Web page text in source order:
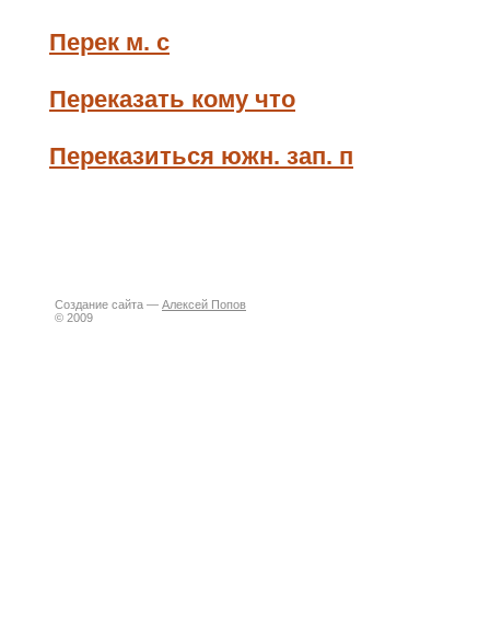
Перек м. с
Переказать кому что
Переказиться южн. зап. п
Создание сайта — Алексей Попов
© 2009